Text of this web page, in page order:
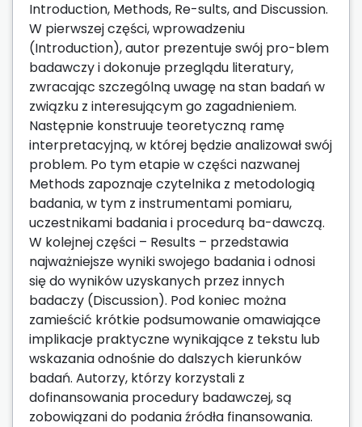
Introduction, Methods, Re-sults, and Discussion.
W pierwszej części, wprowadzeniu
(Introduction), autor prezentuje swój pro-blem
badawczy i dokonuje przeglądu literatury,
zwracając szczególną uwagę na stan badań w
związku z interesującym go zagadnieniem.
Następnie konstruuje teoretyczną ramę
interpretacyjną, w której będzie analizował swój
problem. Po tym etapie w części nazwanej
Methods zapoznaje czytelnika z metodologią
badania, w tym z instrumentami pomiaru,
uczestnikami badania i procedurą ba-dawczą.
W kolejnej części – Results – przedstawia
najważniejsze wyniki swojego badania i odnosi
się do wyników uzyskanych przez innych
badaczy (Discussion). Pod koniec można
zamieścić krótkie podsumowanie omawiające
implikacje praktyczne wynikające z tekstu lub
wskazania odnośnie do dalszych kierunków
badań. Autorzy, którzy korzystali z
dofinansowania procedury badawczej, są
zobowiązani do podania źródła finansowania.